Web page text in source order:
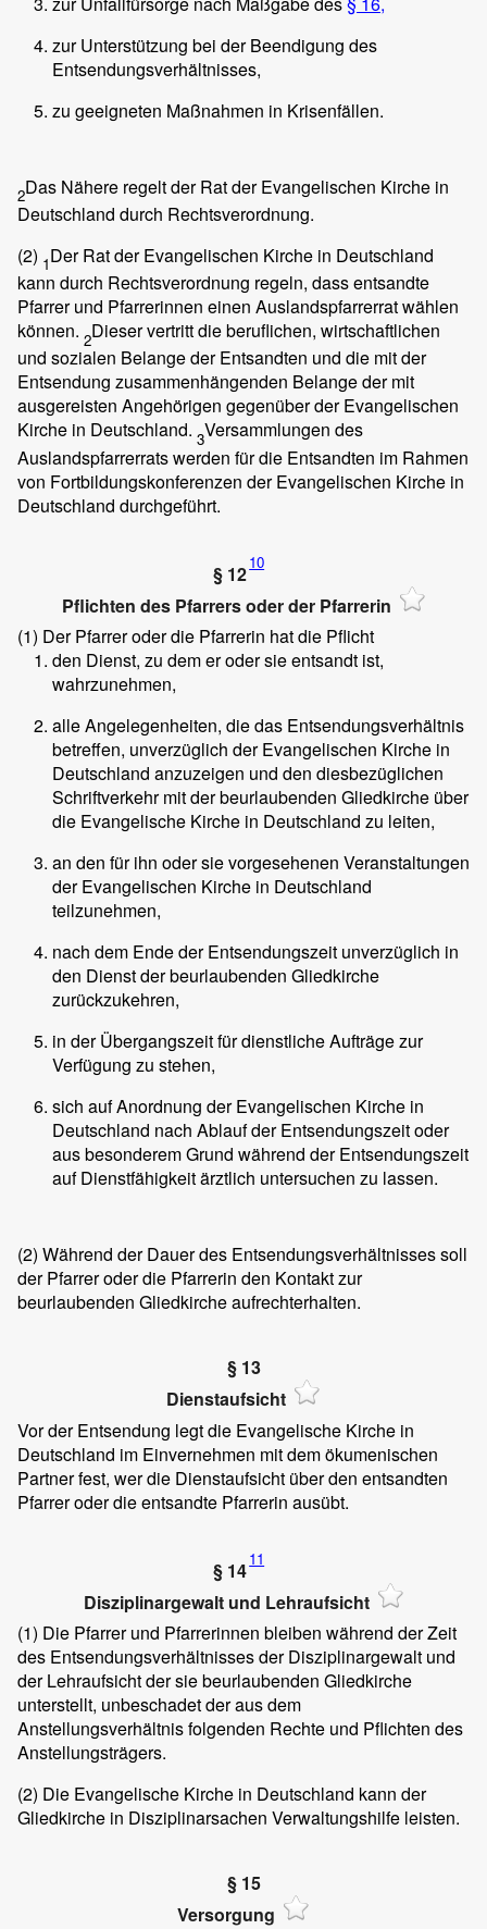
zur Unterstützung bei der Beendigung des
Entsendungsverhältnisses,
zu geeigneten Maßnahmen in Krisenfällen.
2Das Nähere regelt der Rat der Evangelischen Kirche in
Deutschland durch Rechtsverordnung.
(2) 1Der Rat der Evangelischen Kirche in Deutschland
kann durch Rechtsverordnung regeln, dass entsandte
Pfarrer und Pfarrerinnen einen Auslandspfarrerrat wählen
können. 2Dieser vertritt die beruflichen, wirtschaftlichen
und sozialen Belange der Entsandten und die mit der
Entsendung zusammenhängenden Belange der mit
ausgereisten Angehörigen gegenüber der Evangelischen
Kirche in Deutschland. 3Versammlungen des
Auslandspfarrerrats werden für die Entsandten im Rahmen
von Fortbildungskonferenzen der Evangelischen Kirche in
Deutschland durchgeführt.
§ 1210
Pflichten des Pfarrers oder der Pfarrerin
(1) Der Pfarrer oder die Pfarrerin hat die Pflicht
den Dienst, zu dem er oder sie entsandt ist,
wahrzunehmen,
alle Angelegenheiten, die das Entsendungsverhältnis
betreffen, unverzüglich der Evangelischen Kirche in
Deutschland anzuzeigen und den diesbezüglichen
Schriftverkehr mit der beurlaubenden Gliedkirche über
die Evangelische Kirche in Deutschland zu leiten,
an den für ihn oder sie vorgesehenen Veranstaltungen
der Evangelischen Kirche in Deutschland
teilzunehmen,
nach dem Ende der Entsendungszeit unverzüglich in
den Dienst der beurlaubenden Gliedkirche
zurückzukehren,
in der Übergangszeit für dienstliche Aufträge zur
Verfügung zu stehen,
sich auf Anordnung der Evangelischen Kirche in
Deutschland nach Ablauf der Entsendungszeit oder
aus besonderem Grund während der Entsendungszeit
auf Dienstfähigkeit ärztlich untersuchen zu lassen.
(2) Während der Dauer des Entsendungsverhältnisses soll
der Pfarrer oder die Pfarrerin den Kontakt zur
beurlaubenden Gliedkirche aufrechterhalten.
§ 13
Dienstaufsicht
Vor der Entsendung legt die Evangelische Kirche in
Deutschland im Einvernehmen mit dem ökumenischen
Partner fest, wer die Dienstaufsicht über den entsandten
Pfarrer oder die entsandte Pfarrerin ausübt.
§ 1411
Disziplinargewalt und Lehraufsicht
(1) Die Pfarrer und Pfarrerinnen bleiben während der Zeit
des Entsendungsverhältnisses der Disziplinargewalt und
der Lehraufsicht der sie beurlaubenden Gliedkirche
unterstellt, unbeschadet der aus dem
Anstellungsverhältnis folgenden Rechte und Pflichten des
Anstellungsträgers.
(2) Die Evangelische Kirche in Deutschland kann der
Gliedkirche in Disziplinarsachen Verwaltungshilfe leisten.
§ 15
Versorgung